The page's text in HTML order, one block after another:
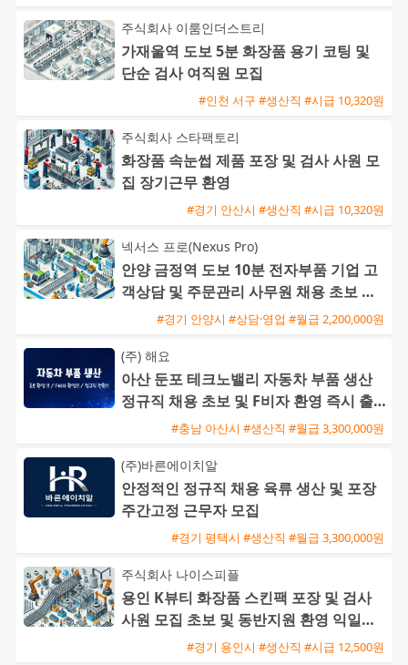
주식회사 이룸인더스트리
가재울역 도보 5분 화장품 용기 코팅 및
단순 검사 여직원 모집
#인천 서구 #생산직 #시급 10,320원
주식회사 스타팩토리
화장품 속눈썹 제품 포장 및 검사 사원 모
집 장기근무 환영
#경기 안산시 #생산직 #시급 10,320원
넥서스 프로(Nexus Pro)
안양 금정역 도보 10분 전자부품 기업 고
객상담 및 주문관리 사무원 채용 초보 가
#경기 안양시 #상담·영업 #월급 2,200,000원
(주) 해요
아산 둔포 테크노밸리 자동차 부품 생산
정규직 채용 초보 및 F비자 환영 즉시 출
#충남 아산시 #생산직 #월급 3,300,000원
(주)바른에이치알
안정적인 정규직 채용 육류 생산 및 포장
주간고정 근무자 모집
#경기 평택시 #생산직 #월급 3,300,000원
주식회사 나이스피플
용인 K뷰티 화장품 스킨팩 포장 및 검사
사원 모집 초보 및 동반지원 환영 익일지
#경기 용인시 #생산직 #시급 12,500원